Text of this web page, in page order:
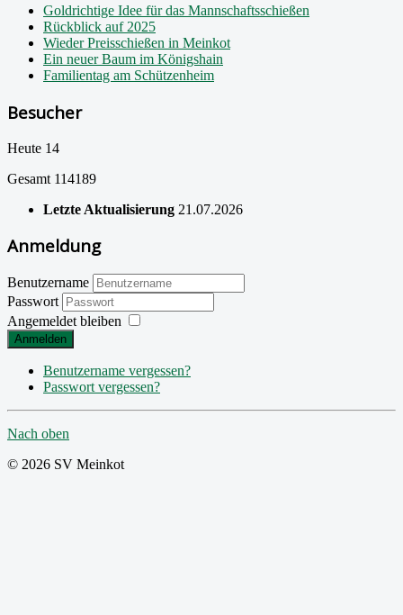
Goldrichtige Idee für das Mannschaftsschießen
Rückblick auf 2025
Wieder Preisschießen in Meinkot
Ein neuer Baum im Königshain
Familientag am Schützenheim
Besucher
Heute 14
Gesamt 114189
Letzte Aktualisierung 21.07.2026
Anmeldung
Benutzername
Passwort
Angemeldet bleiben
Anmelden
Benutzername vergessen?
Passwort vergessen?
Nach oben
© 2026 SV Meinkot